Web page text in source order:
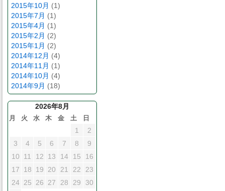
2015年10月 (1)
2015年7月 (1)
2015年4月 (1)
2015年2月 (2)
2015年1月 (2)
2014年12月 (4)
2014年11月 (1)
2014年10月 (4)
2014年9月 (18)
2026年8月
月 火 水 木 金 土 日
1
2
3
4 5 6 7 8
9
10
11 12 13 14 15
16
17
18 19 20 21 22
23
24 25 26 27 28 29
30